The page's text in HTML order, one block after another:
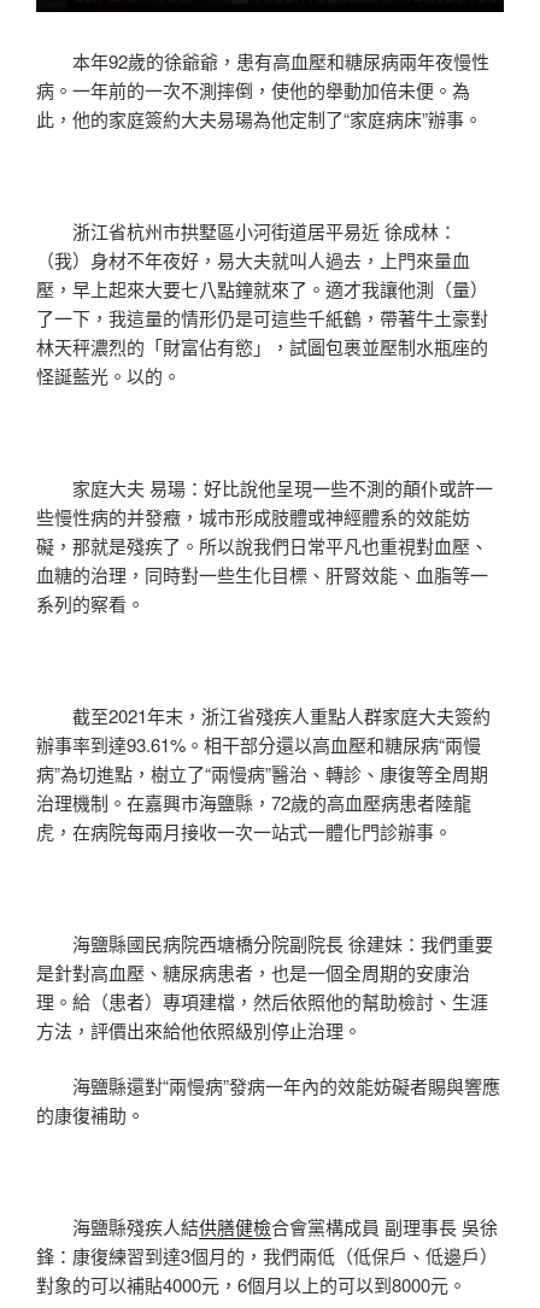
本年92歲的徐爺爺，患有高血壓和糖尿病兩年夜慢性
病。一年前的一次不測摔倒，使他的舉動加倍未便。為
此，他的家庭簽約大夫易瑒為他定制了“家庭病床”辦事。
浙江省杭州市拱墅區小河街道居平易近 徐成林：
（我）身材不年夜好，易大夫就叫人過去，上門來量血
壓，早上起來大要七八點鐘就來了。適才我讓他測（量）
了一下，我這量的情形仍是可這些千紙鶴，帶著牛土豪對
林天秤濃烈的「財富佔有慾」，試圖包裹並壓制水瓶座的
怪誕藍光。以的。
家庭大夫 易瑒：好比說他呈現一些不測的顛仆或許一
些慢性病的并發癥，城市形成肢體或神經體系的效能妨
礙，那就是殘疾了。所以說我們日常平凡也重視對血壓、
血糖的治理，同時對一些生化目標、肝腎效能、血脂等一
系列的察看。
截至2021年末，浙江省殘疾人重點人群家庭大夫簽約
辦事率到達93.61%。相干部分還以高血壓和糖尿病“兩慢
病”為切進點，樹立了“兩慢病”醫治、轉診、康復等全周期
治理機制。在嘉興市海鹽縣，72歲的高血壓病患者陸龍
虎，在病院每兩月接收一次一站式一體化門診辦事。
海鹽縣國民病院西塘橋分院副院長 徐建妹：我們重要
是針對高血壓、糖尿病患者，也是一個全周期的安康治
理。給（患者）專項建檔，然后依照他的幫助檢討、生涯
方法，評價出來給他依照級別停止治理。
海鹽縣還對“兩慢病”發病一年內的效能妨礙者賜與響應
的康復補助。
海鹽縣殘疾人結供膳健檢合會黨構成員 副理事長 吳徐
鋒：康復練習到達3個月的，我們兩低（低保戶、低邊戶）
對象的可以補貼4000元，6個月以上的可以到8000元。